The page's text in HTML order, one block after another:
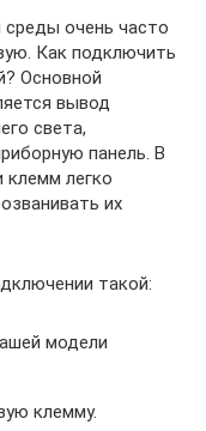
очень часто
Как подключить
Основной
вывод
света,
панель. В
легко
их
такой:
модели
клемму.